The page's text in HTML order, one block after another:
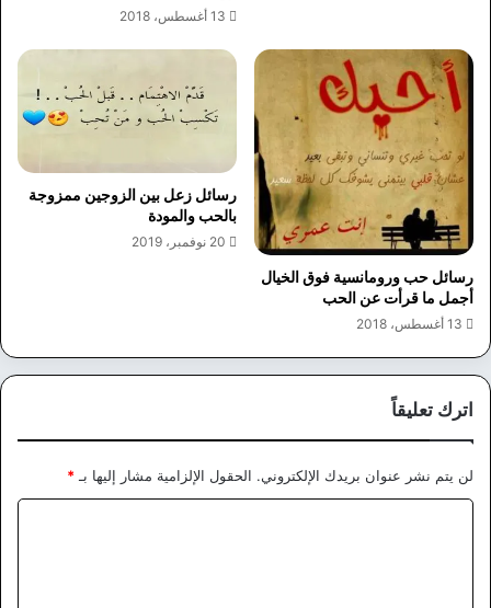
13 أغسطس، 2018
رسائل حب ورومانسية فوق الخيال
أجمل ما قرأت عن الحب
13 أغسطس، 2018
رسائل زعل بين الزوجين ممزوجة
بالحب والمودة
20 نوفمبر، 2019
اترك تعليقاً
لن يتم نشر عنوان بريدك الإلكتروني. الحقول الإلزامية مشار إليها بـ *